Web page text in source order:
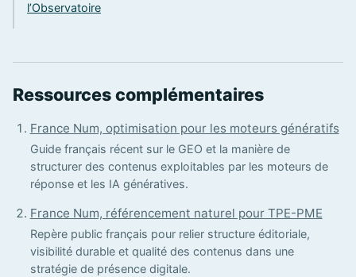
l’Observatoire
Ressources complémentaires
France Num, optimisation pour les moteurs génératifs
Guide français récent sur le GEO et la manière de
structurer des contenus exploitables par les moteurs de
réponse et les IA génératives.
France Num, référencement naturel pour TPE-PME
Repère public français pour relier structure éditoriale,
visibilité durable et qualité des contenus dans une
stratégie de présence digitale.